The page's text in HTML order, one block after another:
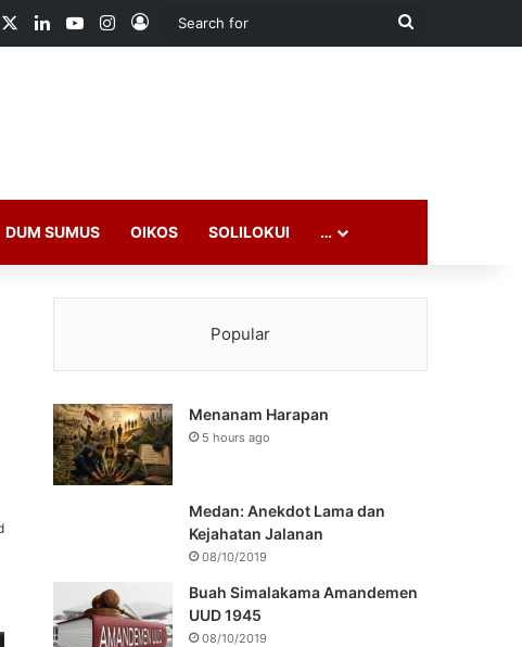
LinkedInYouTubeInstagram
Log In
Search
DUM SUMUS OIKOS SOLILOKUI …
Popular
Menanam Harapan
5 hours ago
Medan: Anekdot Lama dan
Kejahatan Jalanan
08/10/2019
Buah Simalakama Amandemen
UUD 1945
08/10/2019